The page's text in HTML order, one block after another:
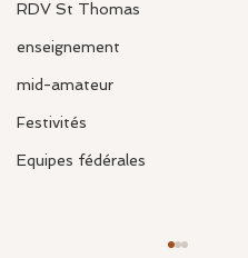
RDV St Thomas
enseignement
mid-amateur
Festivités
Equipes fédérales